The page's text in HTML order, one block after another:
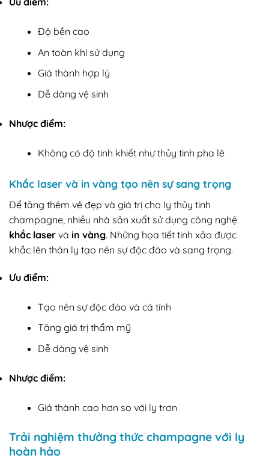
Độ bền cao
An toàn khi sử dụng
Giá thành hợp lý
Dễ dàng vệ sinh
Nhược điểm:
Không có độ tinh khiết như thủy tinh pha lê
Khắc laser và in vàng tạo nên sự sang trọng
Để tăng thêm vẻ đẹp và giá trị cho ly thủy tinh
champagne, nhiều nhà sản xuất sử dụng công nghệ
khắc laser và in vàng. Những họa tiết tinh xảo được
khắc lên thân ly tạo nên sự độc đáo và sang trọng.
Ưu điểm:
Tạo nên sự độc đáo và cá tính
Tăng giá trị thẩm mỹ
Dễ dàng vệ sinh
Nhược điểm:
Giá thành cao hơn so với ly trơn
Trải nghiệm thưởng thức champagne với ly
hoàn hảo